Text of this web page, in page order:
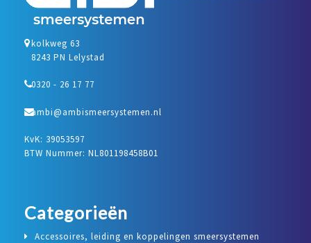
kolkweg 63
8243 PN Lelystad
0320 - 26 17 77
ambi@ambismeersystemen.nl
KvK: 39053597
BTW Nummer: NL801198458B01
Categorieën
Accessoires, leiding en koppelingen smeersystemen